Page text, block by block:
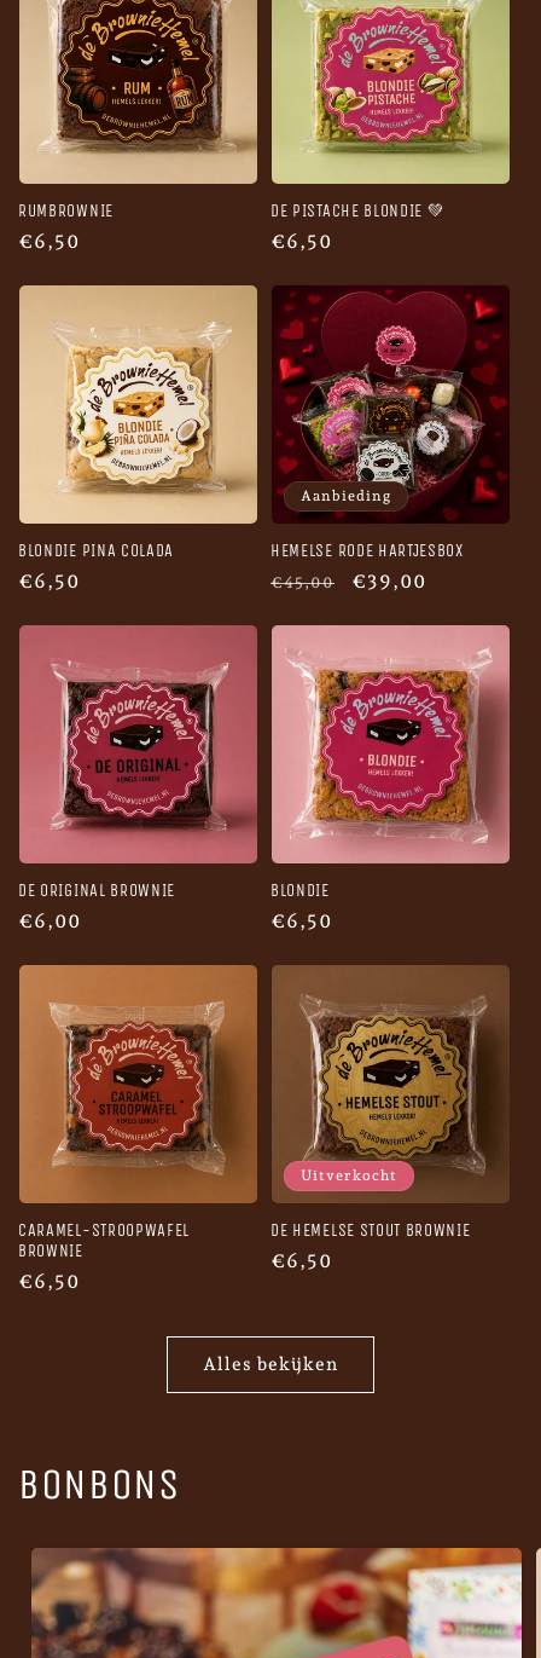
RUMBROWNIE
Normale
€6,50
DE PISTACHE BLONDIE 💚
Normale
€6,50
BLONDIE PINA COLADA
Normale
€6,50
Aanbieding
HEMELSE RODE HARTJESBOX
Normale
€45,00 Aanbiedingsprijs
€39,00
DE ORIGINAL BROWNIE
Normale
€6,00
BLONDIE
Normale
€6,50
CARAMEL-STROOPWAFEL
BROWNIE
Normale
€6,50
Uitverkocht
DE HEMELSE STOUT BROWNIE
Normale
€6,50
Alles bekijken
BONBONS